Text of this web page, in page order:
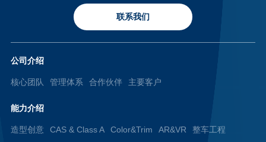
联系我们
公司介绍
核心团队 管理体系 合作伙伴 主要客户
能力介绍
造型创意 CAS & Class A Color&Trim AR&VR
整车工程